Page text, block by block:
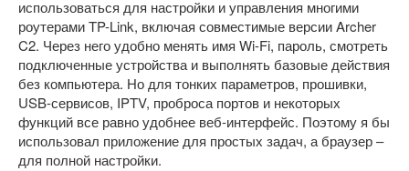
использоваться для настройки и управления многими
роутерами TP-Link, включая совместимые версии Archer
C2. Через него удобно менять имя Wi-Fi, пароль, смотреть
подключенные устройства и выполнять базовые действия
без компьютера. Но для тонких параметров, прошивки,
USB-сервисов, IPTV, проброса портов и некоторых
функций все равно удобнее веб-интерфейс. Поэтому я бы
использовал приложение для простых задач, а браузер –
для полной настройки.